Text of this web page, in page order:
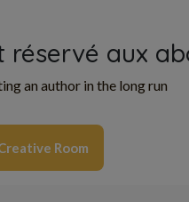
aux
an author in the long run
Room